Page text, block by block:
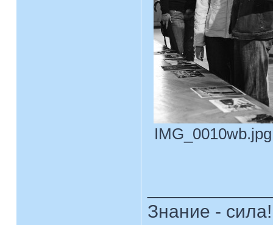
Знание - сила!